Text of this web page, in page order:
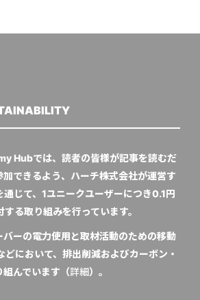
Hubでは、読者の皆様が記事を読むだ
加できるよう、ハーチ株式会社が運営す
通じて、1ユニークユーザーにつき0.1円
る取り組みを行っています。
バーの電力使用と取材活動のための移動
どにおいて、排出削減およびカーボン・
んでいます（詳細）。